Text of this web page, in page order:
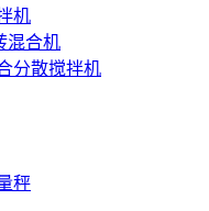
机
混合机
分散搅拌机
秤